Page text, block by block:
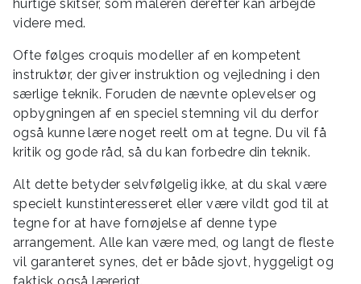
hurtige skitser, som maleren derefter kan arbejde
videre med.
Ofte følges croquis modeller af en kompetent
instruktør, der giver instruktion og vejledning i den
særlige teknik. Foruden de nævnte oplevelser og
opbygningen af en speciel stemning vil du derfor
også kunne lære noget reelt om at tegne. Du vil få
kritik og gode råd, så du kan forbedre din teknik.
Alt dette betyder selvfølgelig ikke, at du skal være
specielt kunstinteresseret eller være vildt god til at
tegne for at have fornøjelse af denne type
arrangement. Alle kan være med, og langt de fleste
vil garanteret synes, det er både sjovt, hyggeligt og